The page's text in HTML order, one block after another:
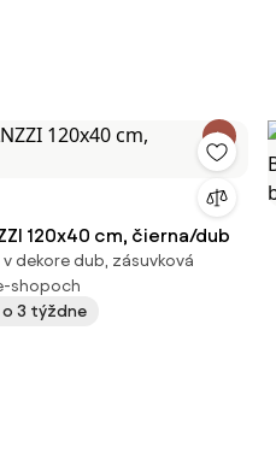
120x40 cm, čierna/dub
v dekore dub, zásuvková
shopoch
o 3 týždne